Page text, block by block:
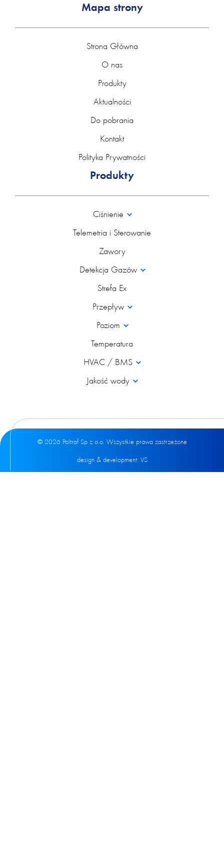
Mapa strony
Strona Główna
O nas
Produkty
Aktualności
Do pobrania
Kontakt
Polityka Prywatności
Produkty
Ciśnienie
Telemetria i Sterowanie
Zawory
Detekcja Gazów
Strefa Ex
Przepływ
Poziom
Temperatura
HVAC / BMS
Jakość wody
© 2026 Poltraf Sp z o.o. Wszystkie prawa zastrzeżone
design & development: VS